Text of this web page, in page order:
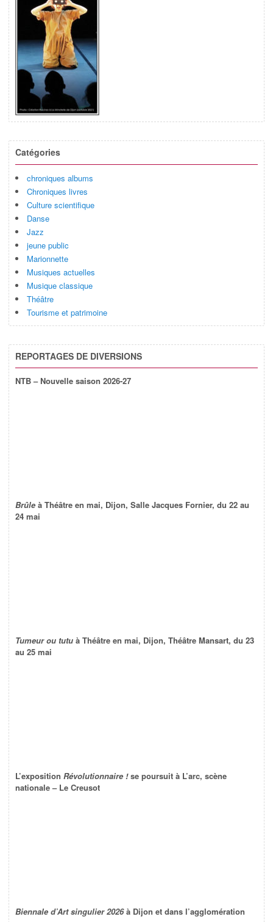
Catégories
chroniques albums
Chroniques livres
Culture scientifique
Danse
Jazz
jeune public
Marionnette
Musiques actuelles
Musique classique
Théâtre
Tourisme et patrimoine
REPORTAGES DE DIVERSIONS
NTB – Nouvelle saison 2026-27
Brûle à Théâtre en mai, Dijon, Salle Jacques Fornier, du 22 au
24 mai
Tumeur ou tutu à Théâtre en mai, Dijon, Théâtre Mansart, du 23
au 25 mai
L’exposition Révolutionnaire !se poursuit à L’arc, scène
nationale – Le Creusot
Biennale d’Art singulier 2026à Dijon et dans l’agglomération